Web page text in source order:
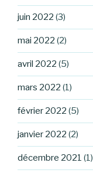
juin 2022 (3)
mai 2022 (2)
avril 2022 (5)
mars 2022 (1)
février 2022 (5)
janvier 2022 (2)
décembre 2021 (1)